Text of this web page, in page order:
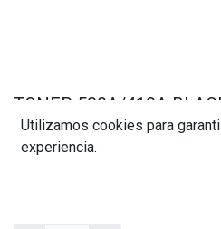
TONER 530A/410A
CARTUCHO HP/CANON
Utilizamos cookies para
experiencia.